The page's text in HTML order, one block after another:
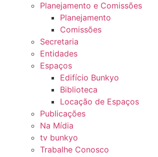
Planejamento e Comissões
Planejamento
Comissões
Secretaria
Entidades
Espaços
Edifício Bunkyo
Biblioteca
Locação de Espaços
Publicações
Na Mídia
tv bunkyo
Trabalhe Conosco